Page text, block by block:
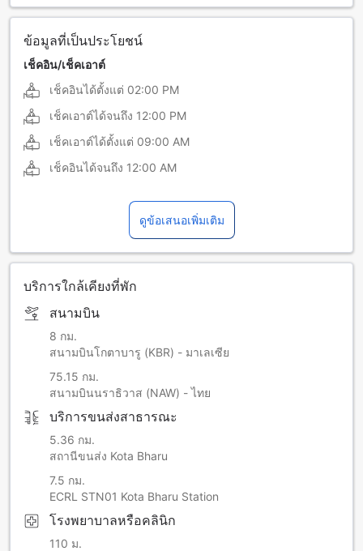
ข้อมูลที่เป็นประโยชน์
เช็คอิน/เช็คเอาต์
เช็คอินได้ตั้งแต่ 02:00 PM
เช็คเอาต์ได้จนถึง 12:00 PM
เช็คเอาต์ได้ตั้งแต่ 09:00 AM
เช็คอินได้จนถึง 12:00 AM
ดูข้อเสนอเพิ่มเติม
บริการใกล้เคียงที่พัก
สนามบิน
8 กม.
สนามบินโกตาบารู (KBR) - มาเลเซีย
75.15 กม.
สนามบินนราธิวาส (NAW) - ไทย
บริการขนส่งสาธารณะ
5.36 กม.
สถานีขนส่ง Kota Bharu
7.5 กม.
ECRL STN01 Kota Bharu Station
โรงพยาบาลหรือคลินิก
110 ม.